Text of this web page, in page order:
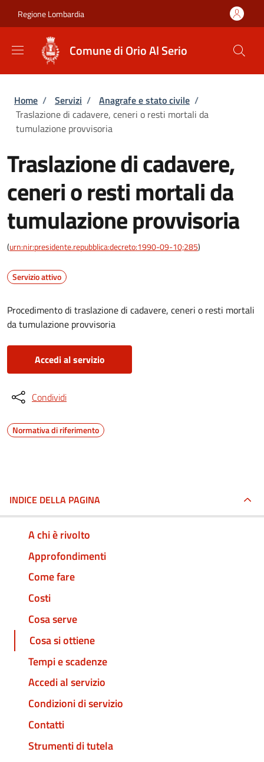
Regione Lombardia
Comune di Orio Al Serio
Briciole di pane
Home / Servizi / Anagrafe e stato civile /
Traslazione di cadavere, ceneri o resti mortali da
tumulazione provvisoria
Traslazione di cadavere,
ceneri o resti mortali da
tumulazione provvisoria
(urn:nir:presidente.repubblica:decreto:1990-09-10;285)
Servizio attivo
Procedimento di traslazione di cadavere, ceneri o resti mortali
da tumulazione provvisoria
Accedi al servizio
Condividi
Normativa di riferimento
INDICE DELLA PAGINA
A chi è rivolto
Approfondimenti
Come fare
Costi
Cosa serve
Cosa si ottiene
Tempi e scadenze
Accedi al servizio
Condizioni di servizio
Contatti
Strumenti di tutela